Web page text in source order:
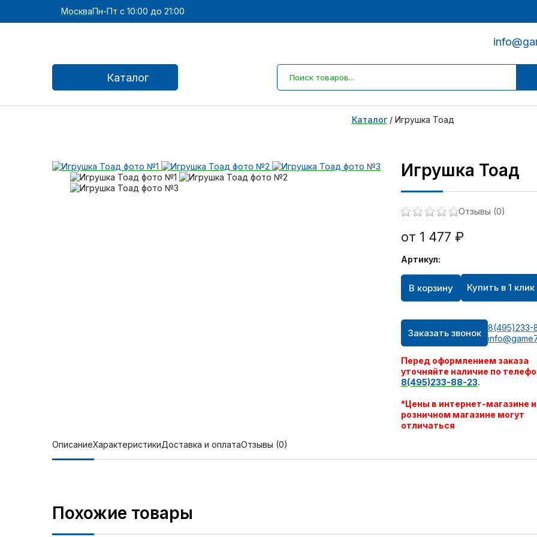
МоскваПн-Пт с 10:00 до 21:00
Каталог
Каталог/ Игрушка Тоад
Игрушка Тоад
Отзывы (0)
от 1 477 ₽
Артикул:
В корзину Купить в 1 клик
Заказать звонок
8(495)233-
Перед оформлением заказа
уточняйте наличие по
8(495)233-88-23.
*Цены в интернет-магазине и
розничном магазине могут
отличаться
ОписаниеХарактеристикиДоставка и оплатаОтзывы (0)
Похожие товары